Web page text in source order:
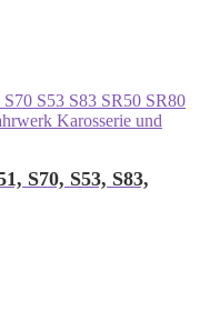
S70, S53, S83,